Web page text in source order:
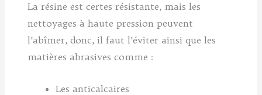
La résine est certes résistante, mais les
nettoyages à haute pression peuvent
l’abîmer, donc, il faut l’éviter ainsi que les
matières abrasives comme :
Les anticalcaires